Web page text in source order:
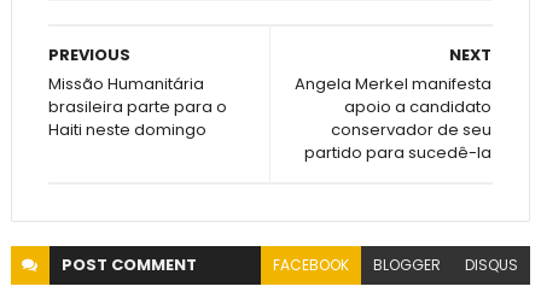
NEXT
Angela Merkel manifesta
apoio a candidato
conservador de seu
partido para sucedê-la
PREVIOUS
Missão Humanitária
brasileira parte para o
Haiti neste domingo
POST COMMENT FACEBOOK BLOGGER DISQUS